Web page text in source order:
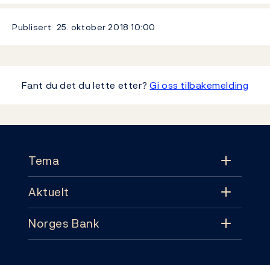
Publisert 25. oktober 201810:00
Fant du det du lette etter?Gi oss tilbakemelding
Tema
Tema
Pengepolitikk
Aktuelt
Aktuelt
Norges Bank